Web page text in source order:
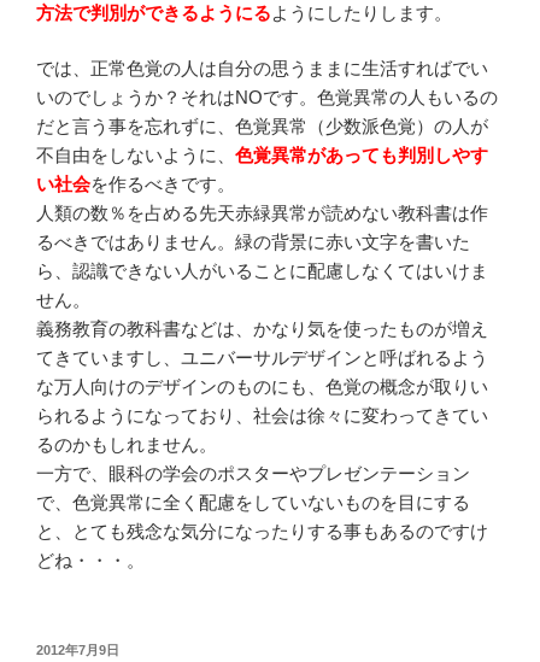
方法で判別ができるようにるようにしたりします。
では、正常色覚の人は自分の思うままに生活すればでい
いのでしょうか？それはNOです。色覚異常の人もいるの
だと言う事を忘れずに、色覚異常（少数派色覚）の人が
不自由をしないように、 色覚異常があっても判別しやす
い社会を作るべきです。
人類の数％を占める先天赤緑異常が読めない教科書は作
るべきではありません。緑の背景に赤い文字を書いた
ら、認識できない人がいることに配慮しなくてはいけま
せん。
義務教育の教科書などは、かなり気を使ったものが増え
てきていますし、ユニバーサルデザインと呼ばれるよう
な万人向けのデザインのものにも、色覚の概念が取りい
られるようになっており、社会は徐々に変わってきてい
るのかもしれません。
一方で、眼科の学会のポスターやプレゼンテーション
で、色覚異常に全く配慮をしていないものを目にする
と、とても残念な気分になったりする事もあるのですけ
どね・・・。
投
2012年7月9日